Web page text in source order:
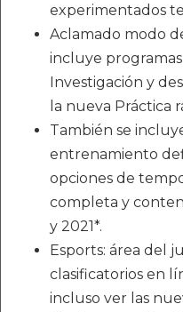
experimentados
Aclamado modo
incluye
Investigación y
la nueva Práctica
También se
entrenamiento
opciones de
completa y
y 2021*.
Esports: área del
clasificatorios en
incluso ver las